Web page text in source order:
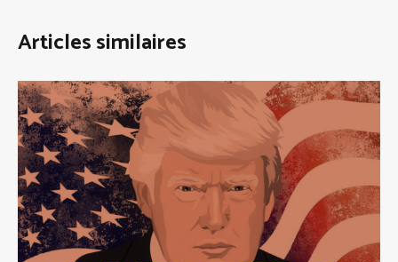
Articles similaires